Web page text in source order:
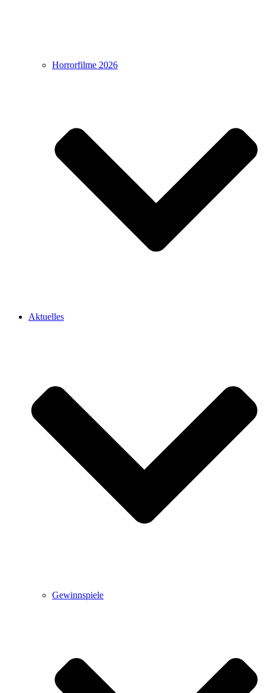
Horrorfilme 2026
Aktuelles
Gewinnspiele